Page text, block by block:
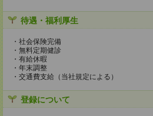
待遇・福利厚生
・社会保険完備
・無料定期健診
・有給休暇
・年末調整
・交通費支給（当社規定による）
登録について